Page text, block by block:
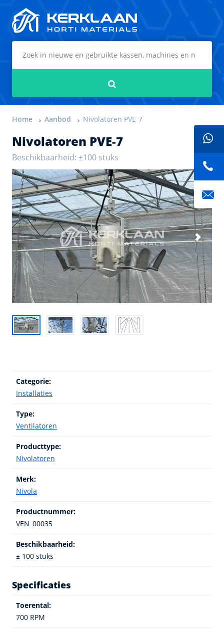
Home Aanbod Nivolatoren PVE-7
Nivolatoren PVE-7
Beschikbaarheid: ±100 stuks
Categorie:
Installaties
Type:
Ventilatoren
Producttype:
Nivolatoren
Merk:
Nivola
Productnummer:
VEN_00035
Beschikbaarheid:
± 100 stuks
Specificaties
Toerental:
700 RPM